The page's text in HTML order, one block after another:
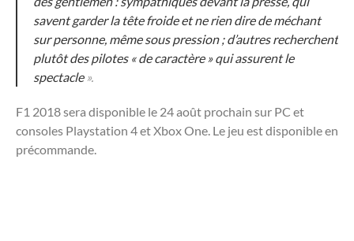
savent garder la tête froide et ne rien dire de méchant
sur personne, même sous pression ; d’autres recherchent
plutôt des pilotes « de caractère » qui assurent le
spectacle».
F1 2018 sera disponible le 24 août prochain sur PC et
consoles Playstation 4 et Xbox One. Le jeu est disponible en
précommande.